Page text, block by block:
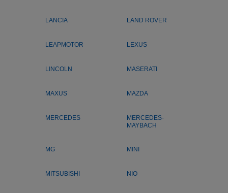
LANCIA LAND ROVER
LEAPMOTOR LEXUS
LINCOLN MASERATI
MAXUS MAZDA
MERCEDES
MERCEDES-
MAYBACH
MG MINI
MITSUBISHI NIO